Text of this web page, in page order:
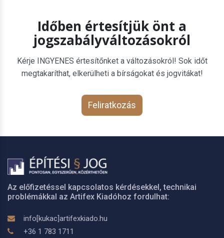
Időben értesítjük önt a
jogszabályváltozásokról
Kérje INGYENES értesítőnket a változásokról! Sok időt
megtakaríthat, elkerülheti a bírságokat és jogvitákat!
Feliratkozás
Az előfizetéssel kapcsolatos kérdésekkel, technikai
problémákkal az Artifex Kiadóhoz fordulhat:
info[kukac]artifexkiado.hu
+36 1 783 1711